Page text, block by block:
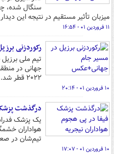
سنگال شده،
میزبان تأثیر مستقیم در نتیجه این
۱۱ فروردین ۰۱ - ۱۶:۵۴
رکوردزنی
تیم ملی
جهانی در
۲۰۲۲ قطر شد.
۱۰ فروردین ۰۱ - ۲۰:۱۴
درگذشت پزشک
یک پزشک
هواداران
تیم‌شان در صعود به
۱۰ فروردین ۰۱ - ۱۷:۰۷